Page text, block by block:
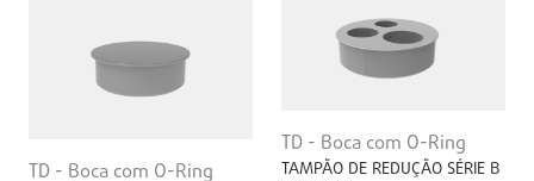
TD - Boca com O-Ring
TD - Boca com O-Ring
TAMPÃO DE REDUÇÃO SÉRIE B